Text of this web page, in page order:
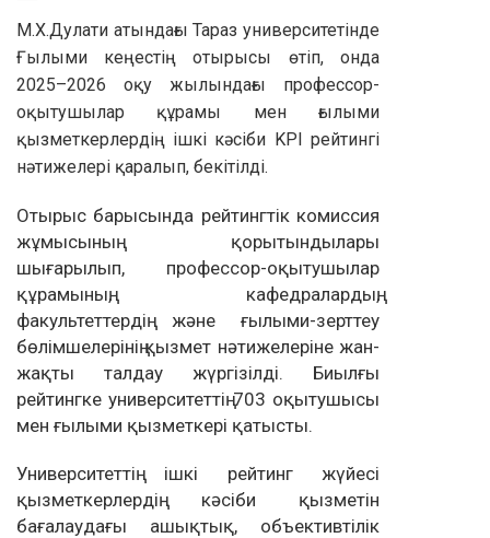
М.Х.Дулати атындағы Тараз университетінде
Ғылыми кеңестің отырысы өтіп, онда
2025–2026 оқу жылындағы профессор-
оқытушылар құрамы мен ғылыми
қызметкерлердің ішкі кәсіби KPI рейтингі
нәтижелері қаралып, бекітілді.
Отырыс барысында рейтингтік комиссия
жұмысының қорытындылары
шығарылып, профессор-оқытушылар
құрамының, кафедралардың,
факультеттердің және ғылыми-зерттеу
бөлімшелерінің қызмет нәтижелеріне жан-
жақты талдау жүргізілді. Биылғы
рейтингке университеттің 703 оқытушысы
мен ғылыми қызметкері қатысты.
Университеттің ішкі рейтинг жүйесі
қызметкерлердің кәсіби қызметін
бағалаудағы ашықтық, объективтілік